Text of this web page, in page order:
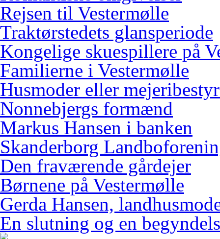
Rejsen til Vestermølle
Traktørstedets glansperiode
Kongelige skuespillere på
Familierne i Vestermølle
Husmoder eller
Nonnebjergs formænd
Markus Hansen i banken
Skanderborg
Den fraværende gårdejer
Børnene på Vestermølle
Gerda Hansen,
En slutning og en